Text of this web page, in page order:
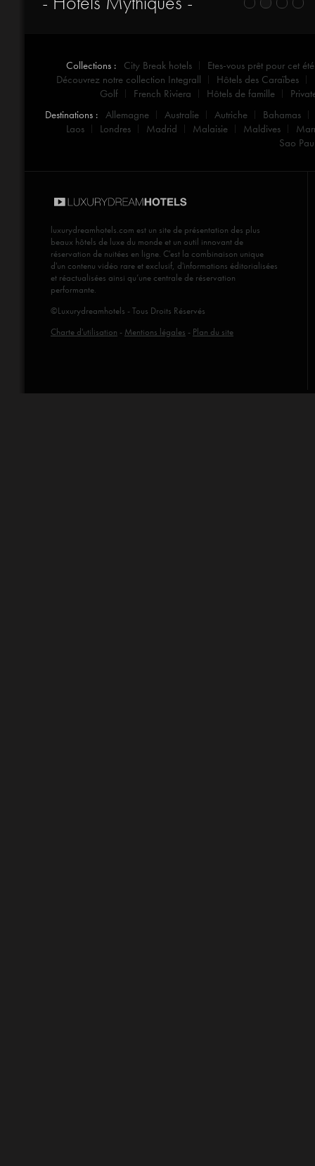
Collections : City Break hotels
Etes-vous prêt pour cet été
Découvrez notre collection Integrall
Hôtels des Caraïbes
Golf
French Riviera Hôtels de famille
Destinations : Allemagne Australie Autriche
Bahamas
Laos
Londres Madrid Malaisie Maldives
Sao
luxurydreamhotels.com est un site de présentation des plus
beaux hôtels de luxe du monde et un outil innovant de
réservation de nuitées en ligne. C'est la combinaison unique
d'un contenu vidéo rare et exclusif, d'informations éditorialisées
et réactualisées ainsi qu’une centrale de réservation
performante.
©Luxurydreamhotels - Tous Droits Réservés
Charte d'utilisation - Mentions légales - Plan du site